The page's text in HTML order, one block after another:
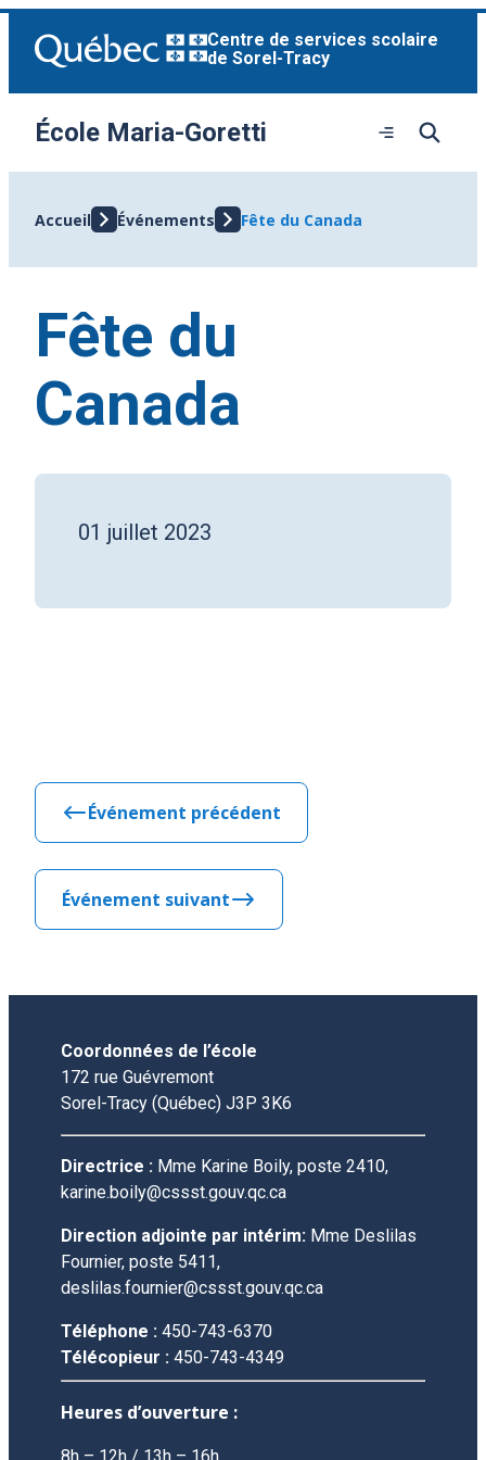
Aller
contenu
Centre de services scolaire
de Sorel-Tracy
École Maria-Goretti
Ouvrir
Accueil Événements Fête du Canada
Fête du
Canada
01 juillet 2023
Événement précédent
Événement suivant
Coordonnées de l’école
172 rue Guévremont
Sorel-Tracy (Québec) J3P 3K6
Directrice : Mme Karine Boily, poste 2410,
karine.boily@cssst.gouv.qc.ca
Direction adjointe par intérim: Mme Deslilas
Fournier, poste 5411,
deslilas.fournier@cssst.gouv.qc.ca
Téléphone : 450-743-6370
Télécopieur : 450-743-4349
Heures d’ouverture :